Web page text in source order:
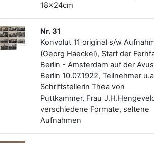
18x24cm
Nr. 31
Konvolut 11 original s/w
(Georg Haeckel), Start der
Berlin - Amsterdam auf der
Berlin 10.07.1922, Teilnehmer
Schriftstellerin Thea von
Puttkammer, Frau
verschiedene Formate, seltene
Aufnahmen